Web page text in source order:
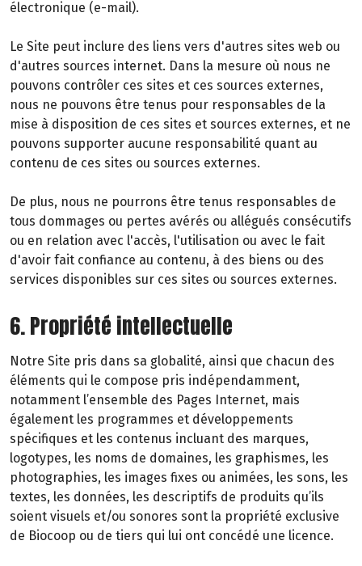
électronique (e-mail).
Le Site peut inclure des liens vers d'autres sites web ou
d'autres sources internet. Dans la mesure où nous ne
pouvons contrôler ces sites et ces sources externes,
nous ne pouvons être tenus pour responsables de la
mise à disposition de ces sites et sources externes, et ne
pouvons supporter aucune responsabilité quant au
contenu de ces sites ou sources externes.
De plus, nous ne pourrons être tenus responsables de
tous dommages ou pertes avérés ou allégués consécutifs
ou en relation avec l'accès, l'utilisation ou avec le fait
d'avoir fait confiance au contenu, à des biens ou des
services disponibles sur ces sites ou sources externes.
6. Propriété intellectuelle
Notre Site pris dans sa globalité, ainsi que chacun des
éléments qui le compose pris indépendamment,
notamment l’ensemble des Pages Internet, mais
également les programmes et développements
spécifiques et les contenus incluant des marques,
logotypes, les noms de domaines, les graphismes, les
photographies, les images fixes ou animées, les sons, les
textes, les données, les descriptifs de produits qu’ils
soient visuels et/ou sonores sont la propriété exclusive
de Biocoop ou de tiers qui lui ont concédé une licence.